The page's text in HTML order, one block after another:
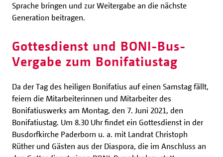
Sprache bringen und zur Weitergabe an die nächste
Generation beitragen.
Gottesdienst und BONI-Bus-
Vergabe zum Bonifatiustag
Da der Tag des heiligen Bonifatius auf einen Samstag fällt,
feiern die Mitarbeiterinnen und Mitarbeiter des
Bonifatiuswerks am Montag, den 7. Juni 2021, den
Bonifatiustag. Um 8.30 Uhr findet ein Gottesdienst in der
Busdorfkirche Paderborn u. a. mit Landrat Christoph
Rüther und Gästen aus der Diaspora, die im Anschluss an